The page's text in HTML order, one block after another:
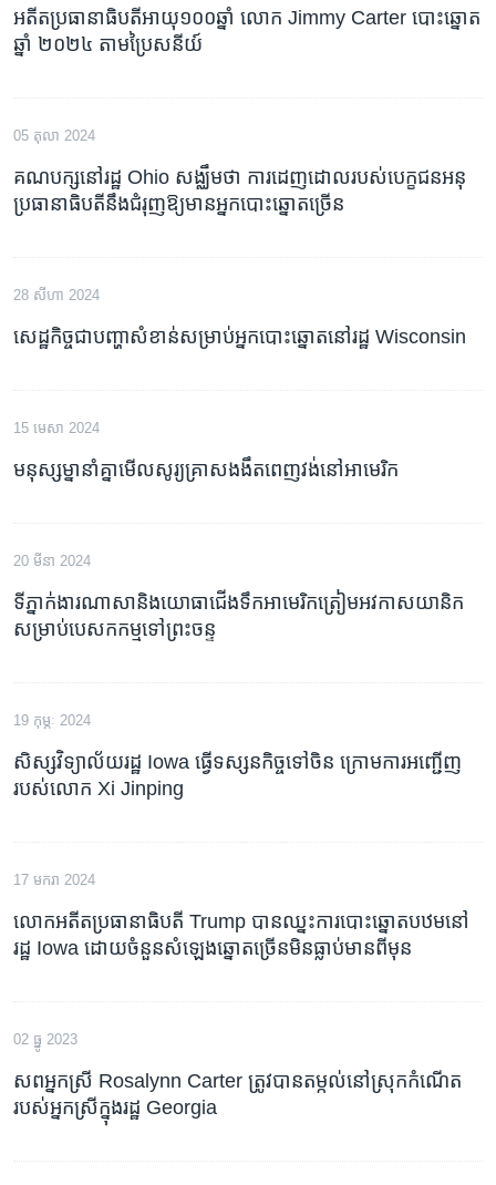
អតីតប្រធានាធិបតីអាយុ១០០ឆ្នាំ លោក Jimmy Carter បោះឆ្នោត
ឆ្នាំ ២០២៤ តាមប្រៃសនីយ៍
05 តុលា 2024
គណបក្ស​​នៅ​រដ្ឋ Ohio សង្ឈឹម​​ថា ការ​​ដេញដោល​​របស់​​បេក្ខជន​​អនុ
ប្រធានាធិបតី​​នឹង​​ជំរុញ​​ឱ្យ​​មាន​​អ្នក​​បោះឆ្នោត​​ច្រើន
28 សីហា 2024
សេដ្ឋកិច្ច​ជា​បញ្ហា​សំខាន់​សម្រាប់​អ្នក​បោះឆ្នោត​នៅ​រដ្ឋ Wisconsin
15 មេសា 2024
មនុស្សម្នានាំគ្នាមើលសូរ្យគ្រាសងងឹតពេញវង់នៅអាមេរិក
20 មីនា 2024
ទីភ្នាក់ងារ​ណាសា​និង​យោធា​ជើង​ទឹក​អាមេរិក​ត្រៀម​អវកាសយានិក​
សម្រាប់​បេសកកម្ម​ទៅ​​ព្រះចន្ទ
19 កុម្ភៈ 2024
សិស្សវិទ្យាល័យរដ្ឋ Iowa ធ្វើទស្សនកិច្ចទៅចិន ក្រោមការអញ្ជើញ
របស់លោក Xi Jinping
17 មករា 2024
លោកអតីតប្រធានាធិបតី Trump បានឈ្នះការបោះឆ្នោតបឋមនៅ
រដ្ឋ Iowa ដោយចំនួនសំឡេងឆ្នោតច្រើនមិនធ្លាប់មានពីមុន
02 ធ្នូ 2023
សព​អ្នក​ស្រី Rosalynn Carter ត្រូវ​បាន​តម្កល់​​នៅ​ស្រុក​កំណើត​
របស់​អ្នក​ស្រី​ក្នុង​រដ្ឋ Georgia